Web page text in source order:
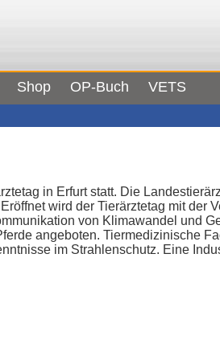
Shop OP-Buch VETS
in Erfurt statt. Die
wird der Tierärztetag mit der
von Klimawandel und
angeboten. Tiermedizinische
im Strahlenschutz. Eine